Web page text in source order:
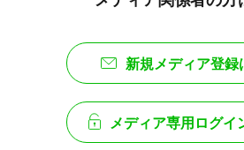
新規メディア登録
メディア専用ログイ